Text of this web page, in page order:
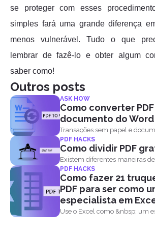
se proteger com esses
simples fará uma grande diferença
menos vulnerável. Tudo o que
lembrar de fazê-lo e obter algum
saber como!
Outros posts
ASK HOW
Como converter
documento do Word
Transações sem papel e
definitivamente tornaram
PDF HACKS
Como dividir PDF
Existem diferentes maneiras
dividir PDF por...
PDF HACKS
Como fazer 21
PDF para ser como
especialista em
Use o Excel como &nbsp; um